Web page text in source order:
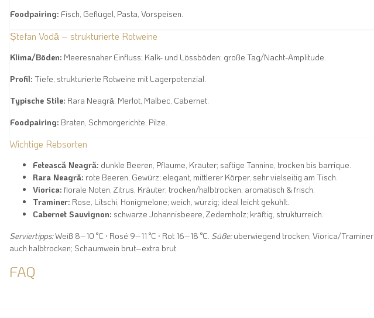
Foodpairing: Fisch, Geflügel, Pasta, Vorspeisen.
Ștefan Vodă – strukturierte Rotweine
Klima/Böden: Meeresnaher Einfluss; Kalk- und Lössböden; große Tag/Nacht-Amplitude.
Profil: Tiefe, strukturierte Rotweine mit Lagerpotenzial.
Typische Stile: Rara Neagră, Merlot, Malbec, Cabernet.
Foodpairing: Braten, Schmorgerichte, Pilze.
Wichtige Rebsorten
Fetească Neagră: dunkle Beeren, Pflaume, Kräuter; saftige Tannine, trocken bis barrique.
Rara Neagră: rote Beeren, Gewürz; elegant, mittlerer Körper, sehr vielseitig am Tisch.
Viorica: florale Noten, Zitrus, Kräuter; trocken/halbtrocken, aromatisch & frisch.
Traminer: Rose, Litschi, Honigmelone; weich, würzig; ideal leicht gekühlt.
Cabernet Sauvignon: schwarze Johannisbeere, Zedernholz; kräftig, strukturreich.
Serviertipps:Weiß 8–10 °C · Rosé 9–11 °C · Rot 16–18 °C. Süße:überwiegend trocken; Viorica/Traminer
auch halbtrocken; Schaumwein brut–extra brut.
FAQ